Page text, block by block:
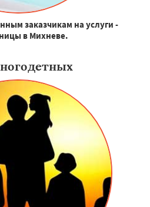
заказчикам на услуги -
в Михневе.